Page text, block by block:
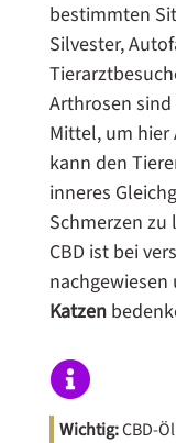
bestimmten
Silvester,
Arthrosen
Mittel, um hier
kann den
inneres
Schmerzen zu
CBD ist bei
Katzen

Wichtig:CBD-